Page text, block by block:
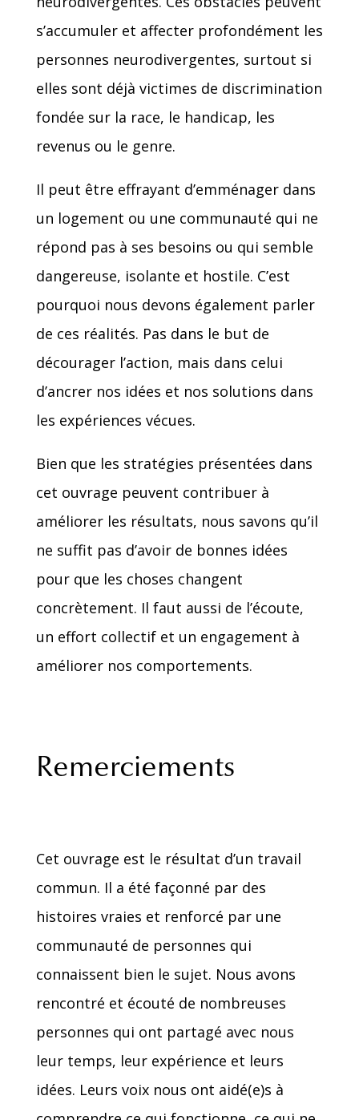
s’accumuler et affecter profondément les
personnes neurodivergentes, surtout si
elles sont déjà victimes de discrimination
fondée sur la race, le handicap, les
revenus ou le genre.
Il peut être effrayant d’emménager dans
un logement ou une communauté qui ne
répond pas à ses besoins ou qui semble
dangereuse, isolante et hostile. C’est
pourquoi nous devons également parler
de ces réalités. Pas dans le but de
décourager l’action, mais dans celui
d’ancrer nos idées et nos solutions dans
les expériences vécues.
Bien que les stratégies présentées dans
cet ouvrage peuvent contribuer à
améliorer les résultats, nous savons qu’il
ne suffit pas d’avoir de bonnes idées
pour que les choses changent
concrètement. Il faut aussi de l’écoute,
un effort collectif et un engagement à
améliorer nos comportements.
Remerciements
Cet ouvrage est le résultat d’un travail
commun. Il a été façonné par des
histoires vraies et renforcé par une
communauté de personnes qui
connaissent bien le sujet. Nous avons
rencontré et écouté de nombreuses
personnes qui ont partagé avec nous
leur temps, leur expérience et leurs
idées. Leurs voix nous ont aidé(e)s à